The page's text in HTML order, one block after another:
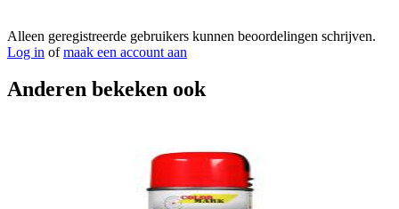
Alleen geregistreerde gebruikers kunnen beoordelingen schrijven.
Log in ofmaak een account aan
Anderen bekeken ook